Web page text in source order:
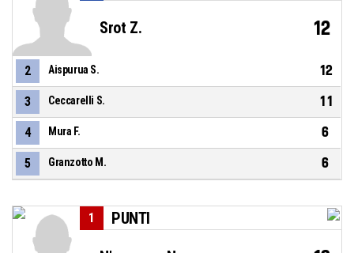
Srot Z. 12
2 Aispurua S. 12
3 Ceccarelli S. 11
4 Mura F. 6
5 Granzotto M. 6
PUNTI
1